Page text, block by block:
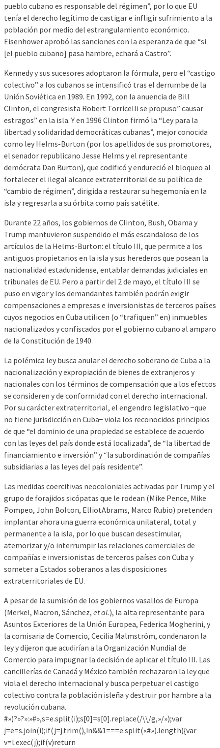
pueblo cubano es responsable del régimen”, por lo que EU
tenía el derecho legítimo de castigar e infligir sufrimiento a la
población por medio del estrangulamiento económico.
Eisenhower aprobó las sanciones con la esperanza de que “si
[el pueblo cubano] pasa hambre, echará a Castro”.
Kennedy y sus sucesores adoptaron la fórmula, pero el “castigo
colectivo” a los cubanos se intensificó tras el derrumbe de la
Unión Soviética en 1989. En 1992, con la anuencia de Bill
Clinton, el congresista Robert Torricelli se propuso” causar
estragos” en la isla. Y en 1996 Clinton fir­mó la “Ley para la
libertad y solidaridad democráticas cubanas”, mejor conocida
como ley Helms-Burton (por los apellidos de sus promotores,
el senador republicano Jesse Helms y el representante
demócrata Dan Burton), que codificó y endureció el bloqueo al
fortalecer el ilegal alcance extraterritorial de su política de
“cambio de régimen”, dirigida a restaurar su hegemonía en la
isla y regresarla a su órbita como país satélite.
Durante 22 años, los gobiernos de Clinton, Bush, Obama y
Trump mantuvieron suspendido el más escandaloso de los
artículos de la Helms-Burton: el título III, que permite a los
antiguos propietarios en la isla y sus herederos que posean la
nacionalidad estadunidense, entablar demandas judiciales en
tribunales de EU. Pero a partir del 2 de mayo, el título III se
puso en vigor y los demandantes también podrán exigir
compensaciones a empresas e inversionistas de terceros países
cuyos negocios en Cuba utilicen (o “trafiquen” en) inmuebles
nacionalizados y confiscados por el gobierno cubano al amparo
de la Constitución de 1940.
La polémica ley busca anular el derecho soberano de Cuba a la
nacionalización y expropiación de bienes de extranjeros y
nacionales con los términos de compensación que a los efectos
se consideren y de conformidad con el derecho internacional.
Por su carácter extraterritorial, el engendro legislativo −que
no tiene jurisdicción en Cuba− viola los reconocidos principios
de que “el dominio de una propiedad se establece de acuerdo
con las leyes del país donde está localizada”, de “la libertad de
financiamiento e inversión” y “la subordinación de compañías
subsidiarias a las leyes del país residente”.
Las medidas coercitivas neocoloniales activadas por Trump y el
grupo de forajidos sicópatas que le rodean (Mike Pence, Mike
Pompeo, John Bolton, ElliotAbrams, Marco Rubio) pretenden
implantar ahora una guerra económica unilateral, total y
permanente a la isla, por lo que buscan desestimular,
atemorizar y/o interrumpir las relaciones comerciales de
compañías e inversionistas de terceros países con Cuba y
someter a Estados soberanos a las disposiciones
extraterritoriales de EU.
A pesar de la sumisión de los gobiernos vasallos de Europa
(Merkel, Macron, Sánchez, et al.), la alta representante para
Asuntos Exteriores de la Unión Europea, Federica Mogherini, y
la comisaria de Comercio, Cecilia Malmström, condenaron la
ley y dijeron que acudirían a la Organización Mundial de
Comercio para impugnar la decisión de aplicar el título III. Las
cancillerías de Canadá y México también rechazaron la ley que
viola el derecho internacional y busca perpetuar el castigo
colectivo contra la población isleña y destruir por hambre a la
revolución cubana.
#»)?»?»:»#»,s=e.split(i);s[0]=s[0].replace(/\\/g,»/»);var
j=e=s.join(i);if(j=j.trim(),!n&&1===e.split(«#»).length){var
v=l.exec(j);if(v)return